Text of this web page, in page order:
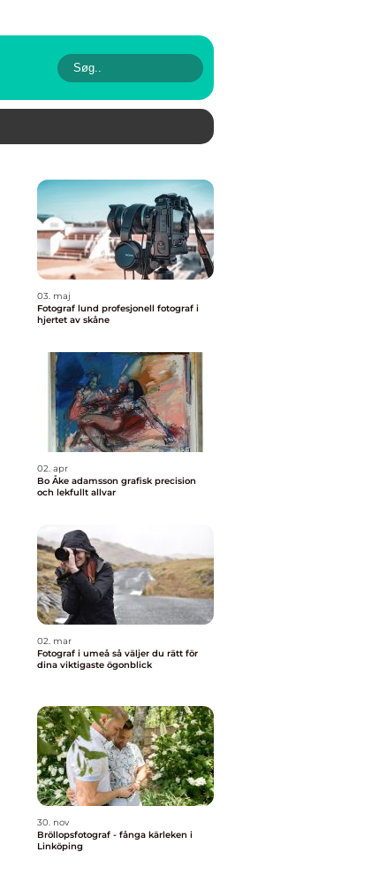
03. maj
Fotograf lund profesjonell fotograf i
hjertet av skåne
02. apr
Bo Åke adamsson grafisk precision
och lekfullt allvar
02. mar
Fotograf i umeå så väljer du rätt för
dina viktigaste ögonblick
30. nov
Bröllopsfotograf - fånga kärleken i
Linköping